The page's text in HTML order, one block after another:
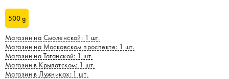
500 g
Магазин на Смоленской: 1 шт.
Магазин на Московском проспекте: 1 шт.
Магазин на Таганской: 1 шт.
Магазин в Крылатском: 1 шт.
Магазин в Лужниках: 1 шт.